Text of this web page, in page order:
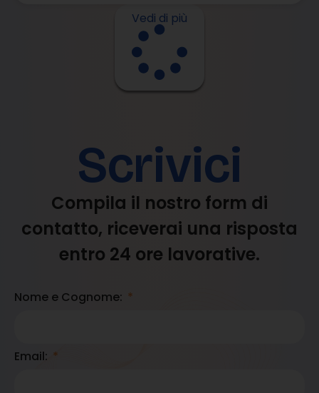
Vedi di più
Scrivici
Compila il nostro form di
contatto, riceverai una risposta
entro 24 ore lavorative.
Nome e Cognome:
Email: